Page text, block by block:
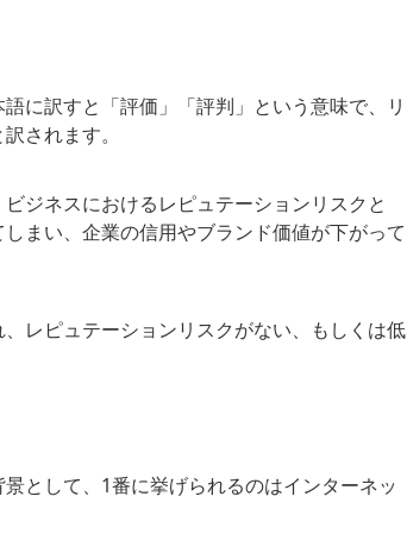
に訳すと「評価」「評判」という意味で、リ
されます。
ジネスにおけるレピュテーションリスクと
まい、企業の信用やブランド価値が下がって
レピュテーションリスクがない、もしくは低
として、1番に挙げられるのはインターネッ